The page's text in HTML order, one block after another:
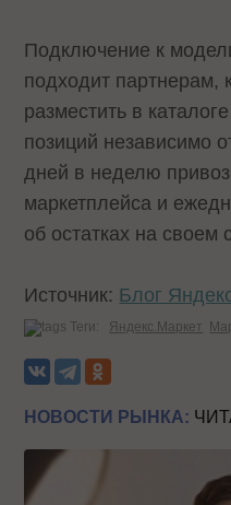
Подключение к
подходит партнерам,
разместить в
позиций независимо
дней в неделю
маркетплейса и
об остатках на своем
Источник: Блог
Теги: Яндекс.Маркет
НОВОСТИ РЫНКА: